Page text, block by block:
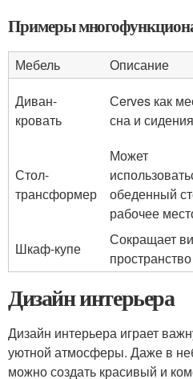
Примеры
Мебель Описание
Диван-
кровать
Сerves как
сна и сидения
Стол-
трансформер
Может
обеденный
рабочее
Шкаф-купе
Сокращает
пространство
Дизайн интерьера
Дизайн интерьера играет
уютной атмосферы. Даже в
можно создать красивый и